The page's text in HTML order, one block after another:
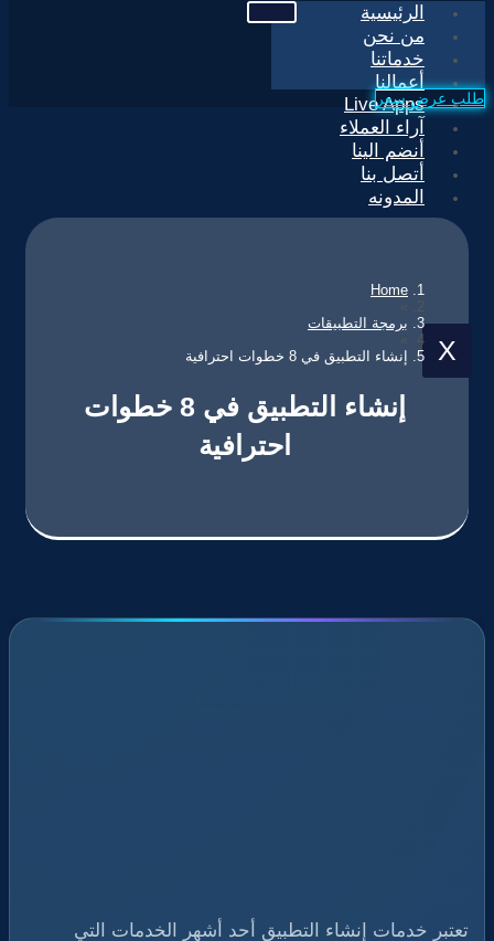
الرئيسية
من نحن
خدماتنا
أعمالنا
Live Apps
آراء العملاء
أنضم الينا
أتصل بنا
المدونه
X
طلب عرض سعر
Home
»
برمجة التطبيقات
»
إنشاء التطبيق في 8 خطوات احترافية
إنشاء التطبيق في 8 خطوات
احترافية
تعتبر خدمات إنشاء التطبيق أحد أشهر الخدمات التي